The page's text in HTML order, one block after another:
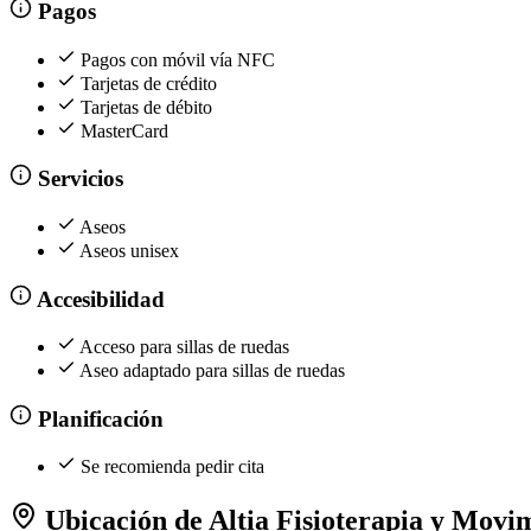
Pagos
Pagos con móvil vía NFC
Tarjetas de crédito
Tarjetas de débito
MasterCard
Servicios
Aseos
Aseos unisex
Accesibilidad
Acceso para sillas de ruedas
Aseo adaptado para sillas de ruedas
Planificación
Se recomienda pedir cita
Ubicación de Altia Fisioterapia y